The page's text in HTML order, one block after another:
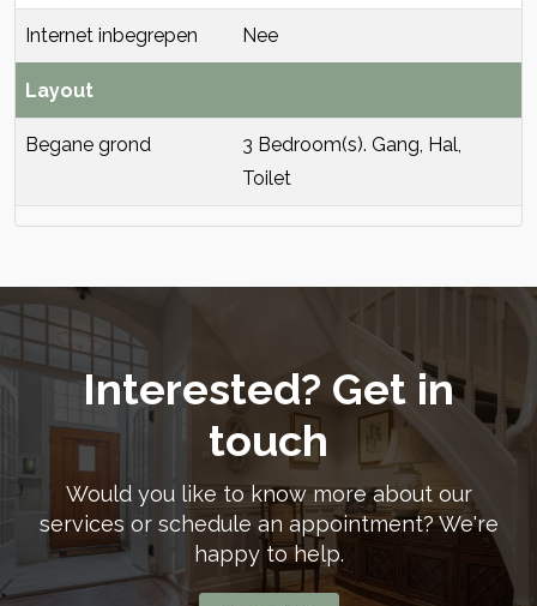
Internet inbegrepen Nee
Layout
Begane grond
3 Bedroom(s). Gang, Hal,
Toilet
Interested? Get in
touch
Would you like to know more about our
services or schedule an appointment? We're
happy to help.